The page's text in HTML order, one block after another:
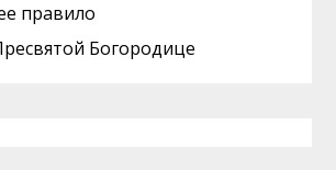
правило
Богородице